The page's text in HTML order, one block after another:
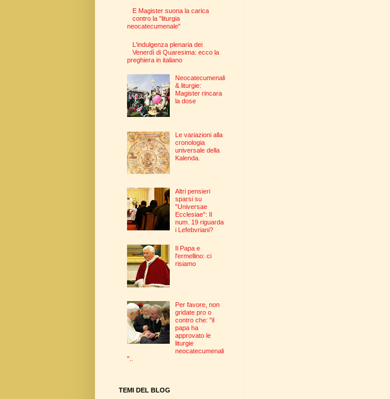
E Magister suona la carica
contro la "liturgia
neocatecumenale"
L'indulgenza plenaria dei
Venerdì di Quaresima: ecco la
preghiera in italiano
Neocatecumenali
& liturgie:
Magister rincara
la dose
Le variazioni alla
cronologia
universale della
Kalenda.
Altri pensieri
sparsi su
"Universae
Ecclesiae": Il
num. 19 riguarda
i Lefebvriani?
Il Papa e
l'ermellino: ci
risiamo
Per favore, non
gridate pro o
contro che: "il
papa ha
approvato le
liturgie
neocatecumenali
"..
TEMI DEL BLOG